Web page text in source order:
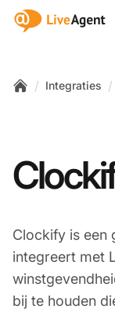
:site.title
/ Integraties /
Clockify is een
integreert met
bij te houden